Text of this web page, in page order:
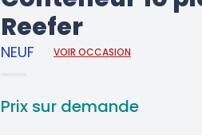
Reefer
NEUF VOIR OCCASION
Prix sur demande